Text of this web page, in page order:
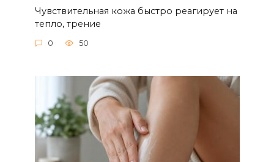
Чувствительная кожа быстро реагирует на
тепло, трение
0 50